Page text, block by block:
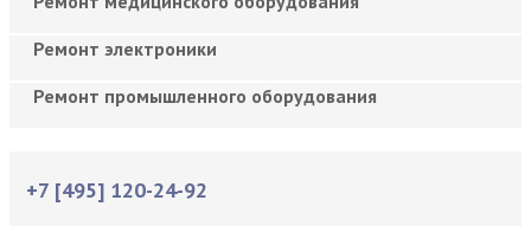
Ремонт электроники
Ремонт промышленного оборудования
+7 [495] 120-24-92